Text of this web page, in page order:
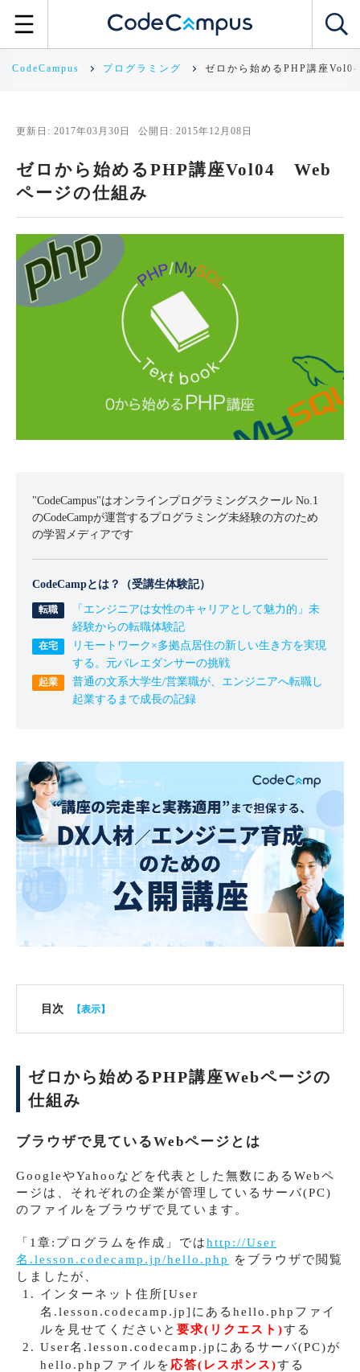
CodeCampus プログラミング ゼロから始めるPHP講座
更新日: 2017年03月30日 公開日: 2015年12月08日
ゼロから始めるPHP講座Vol04 Web
ページの仕組み
"CodeCampus"はオンラインプログラミングスクール No.1
のCodeCampが運営するプログラミング未経験の方のため
の学習メディアです
CodeCampとは？（受講生体験記）
「エンジニアは女性のキャリアとして魅力的」未
経験からの転職体験記
リモートワーク×多拠点居住の新しい生き方を実現
する。元バレエダンサーの挑戦
普通の文系大学生/営業職が、エンジニアへ転職し
起業するまで成長の記録
目次
ゼロから始めるPHP講座Webページの
仕組み
ブラウザで見ているWebページとは
GoogleやYahooなどを代表とした無数にあるWebペ
ージは、それぞれの企業が管理しているサーバ(PC)
のファイルをブラウザで見ています。
「1章:プログラムを作成」ではhttp://User
名.lesson.codecamp.jp/hello.php
をブラウザで閲覧
しましたが、
インターネット住所[User
名.lesson.codecamp.jp]にあるhello.phpファイ
ルを見せてくださいと 要求(リクエスト)する
User名.lesson.codecamp.jpにあるサーバ(PC)が
hello.phpファイルを 応答(レスポンス)する